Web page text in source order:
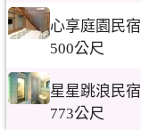
心享庭園民宿
500公尺
星星跳浪民宿
773公尺